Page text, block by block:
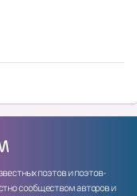
поэтов и поэтов-
сообществом авторов и